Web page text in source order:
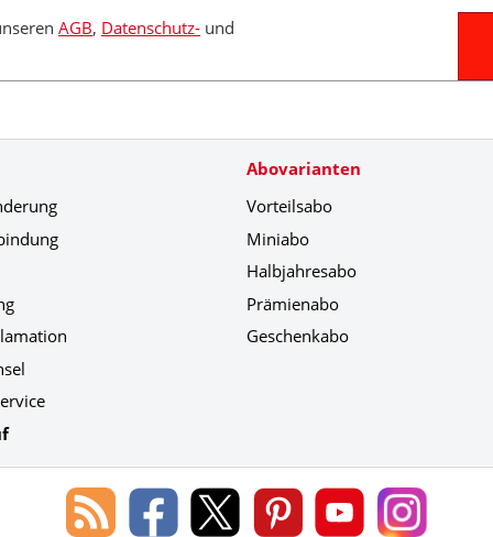
AGB, Datenschutz- und
Abovarianten
Vorteilsabo
Miniabo
Halbjahresabo
Prämienabo
Geschenkabo
Blog
des
Lorenz
Leserservice
Lorenz
Leserservice
Lorenz
Leserservice
Lorenz
Leserservice
Lorenz